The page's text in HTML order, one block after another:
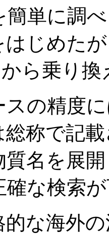
簡単に調
じめた
ら乗り
の精度
称で記
質名を展
確な検索
な海外